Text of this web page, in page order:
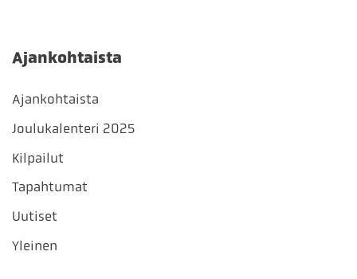
Ajankohtaista
Ajankohtaista
Joulukalenteri 2025
Kilpailut
Tapahtumat
Uutiset
Yleinen